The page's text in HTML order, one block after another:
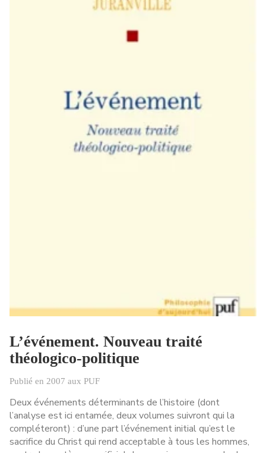
L’événement. Nouveau traité
théologico-politique
Publié en 2007 aux PUF
Deux événements déterminants de l’histoire (dont
l’analyse est ici entamée, deux volumes suivront qui la
compléteront) : d’une part l’événement initial qu’est le
sacrifice du Christ qui rend acceptable à tous les hommes,